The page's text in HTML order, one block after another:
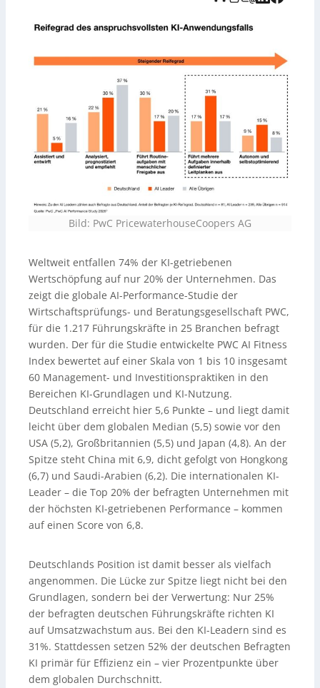
KI-Grundlagen als in der wirtschaftlichen Verwertung:
während 52 Prozent KI vor allem zur Effizienzsteigerung
Audioaufnahme zum Beitrag wurde KI-generiert und
Bild: PwC PricewaterhouseCoopers AG
Weltweit entfallen 74% der KI-getriebenen
Wertschöpfung auf nur 20% der Unternehmen. Das
zeigt die globale AI-Performance-Studie der
Wirtschaftsprüfungs- und Beratungsgesellschaft PWC,
für die 1.217 Führungskräfte in 25 Branchen befragt
wurden. Der für die Studie entwickelte PWC AI Fitness
Index bewertet auf einer Skala von 1 bis 10 insgesamt
60 Management- und Investitionspraktiken in den
Bereichen KI-Grundlagen und KI-Nutzung.
Deutschland erreicht hier 5,6 Punkte – und liegt damit
leicht über dem globalen Median (5,5) sowie vor den
USA (5,2), Großbritannien (5,5) und Japan (4,8). An der
Spitze steht China mit 6,9, dicht gefolgt von Hongkong
(6,7) und Saudi-Arabien (6,2). Die internationalen KI-
Leader – die Top 20% der befragten Unternehmen mit
der höchsten KI-getriebenen Performance – kommen
auf einen Score von 6,8.
Deutschlands Position ist damit besser als vielfach
angenommen. Die Lücke zur Spitze liegt nicht bei den
Grundlagen, sondern bei der Verwertung: Nur 25%
der befragten deutschen Führungskräfte richten KI
auf Umsatzwachstum aus. Bei den KI-Leadern sind es
31%. Stattdessen setzen 52% der deutschen Befragten
KI primär für Effizienz ein – vier Prozentpunkte über
dem globalen Durchschnitt.